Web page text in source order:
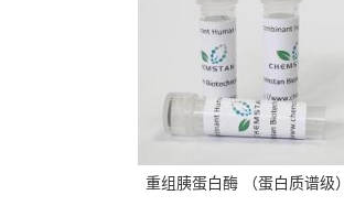
重组胰蛋白酶 （蛋白质谱级）